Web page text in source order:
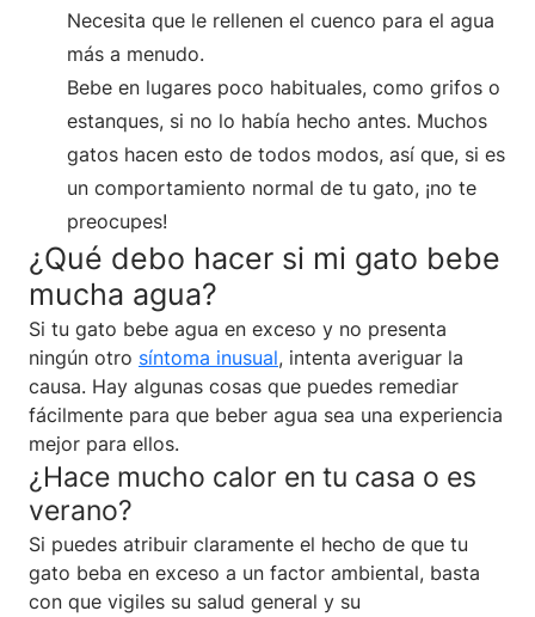
Necesita que le rellenen el cuenco para el agua
más a menudo.
Bebe en lugares poco habituales, como grifos o
estanques, si no lo había hecho antes. Muchos
gatos hacen esto de todos modos, así que, si es
un comportamiento normal de tu gato, ¡no te
preocupes!
¿Qué debo hacer si mi gato bebe
mucha agua?
Si tu gato bebe agua en exceso y no presenta
ningún otro síntoma inusual, intenta averiguar la
causa. Hay algunas cosas que puedes remediar
fácilmente para que beber agua sea una experiencia
mejor para ellos.
¿Hace mucho calor en tu casa o es
verano?
Si puedes atribuir claramente el hecho de que tu
gato beba en exceso a un factor ambiental, basta
con que vigiles su salud general y su